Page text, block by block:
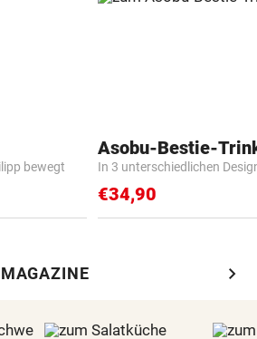
bewegt
Asobu-Bestie-
In 3 unterschiedlichen
€34,90
chevron_right